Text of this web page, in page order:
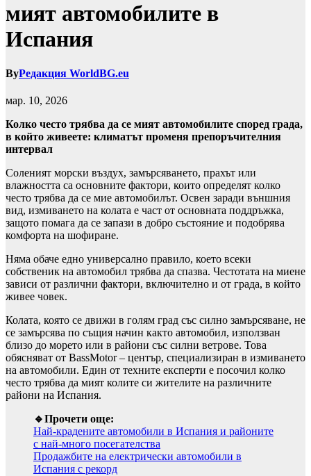
мият автомобилите в
Испания
ByРедакция WorldBG.eu
мар. 10, 2026
Колко често трябва да се мият автомобилите според града,
в който живеете: климатът променя препоръчителния
интервал
Соленият морски въздух, замърсяването, прахът или
влажността са основните фактори, които определят колко
често трябва да се мие автомобилът. Освен заради външния
вид, измиването на колата е част от основната поддръжка,
защото помага да се запази в добро състояние и подобрява
комфорта на шофиране.
Няма обаче едно универсално правило, което всеки
собственик на автомобил трябва да спазва. Честотата на миене
зависи от различни фактори, включително и от града, в който
живее човек.
Колата, която се движи в голям град със силно замърсяване, не
се замърсява по същия начин както автомобил, използван
близо до морето или в райони със силни ветрове. Това
обясняват от BassMotor – център, специализиран в измиването
на автомобили. Един от техните експерти е посочил колко
често трябва да мият колите си жителите на различните
райони на Испания.
🔹Прочети още:
Най-крадените автомобили в Испания и районите
с най-много посегателства
Продажбите на електрически автомобили в
Испания с рекорд